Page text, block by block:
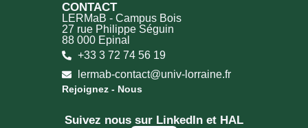
CONTACT
LERMaB - Campus Bois
27 rue Philippe Séguin
88 000 Epinal
+33 3 72 74 56 19
lermab-contact@univ-lorraine.fr
Rejoignez - Nous
Suivez nous sur LinkedIn et HAL​